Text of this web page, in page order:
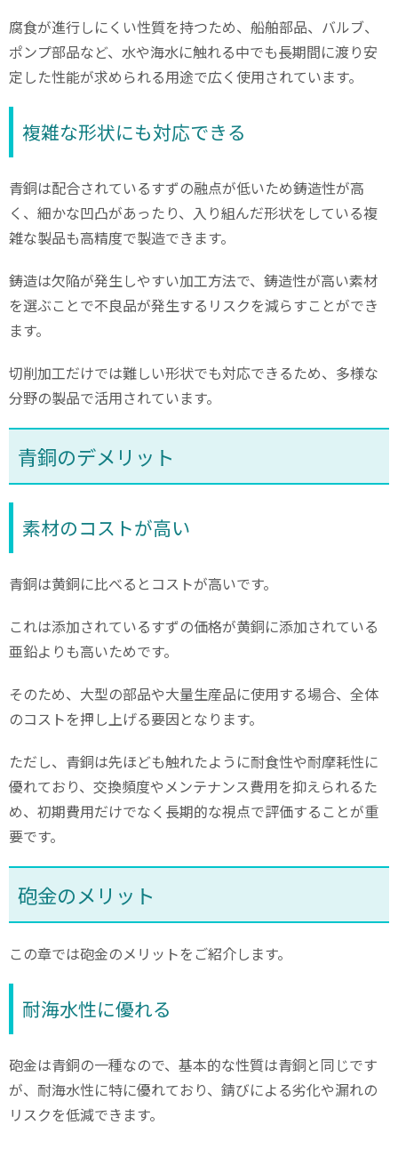
腐食が進行しにくい性質を持つため、船舶部品、バルブ、
ポンプ部品など、水や海水に触れる中でも長期間に渡り安
定した性能が求められる用途で広く使用されています。
複雑な形状にも対応できる
青銅は配合されているすずの融点が低いため鋳造性が高
く、細かな凹凸があったり、入り組んだ形状をしている複
雑な製品も高精度で製造できます。
鋳造は欠陥が発生しやすい加工方法で、鋳造性が高い素材
を選ぶことで不良品が発生するリスクを減らすことができ
ます。
切削加工だけでは難しい形状でも対応できるため、多様な
分野の製品で活用されています。
青銅のデメリット
素材のコストが高い
青銅は黄銅に比べるとコストが高いです。
これは添加されているすずの価格が黄銅に添加されている
亜鉛よりも高いためです。
そのため、大型の部品や大量生産品に使用する場合、全体
のコストを押し上げる要因となります。
ただし、青銅は先ほども触れたように耐食性や耐摩耗性に
優れており、交換頻度やメンテナンス費用を抑えられるた
め、初期費用だけでなく長期的な視点で評価することが重
要です。
砲金のメリット
この章では砲金のメリットをご紹介します。
耐海水性に優れる
砲金は青銅の一種なので、基本的な性質は青銅と同じです
が、耐海水性に特に優れており、錆びによる劣化や漏れの
リスクを低減できます。